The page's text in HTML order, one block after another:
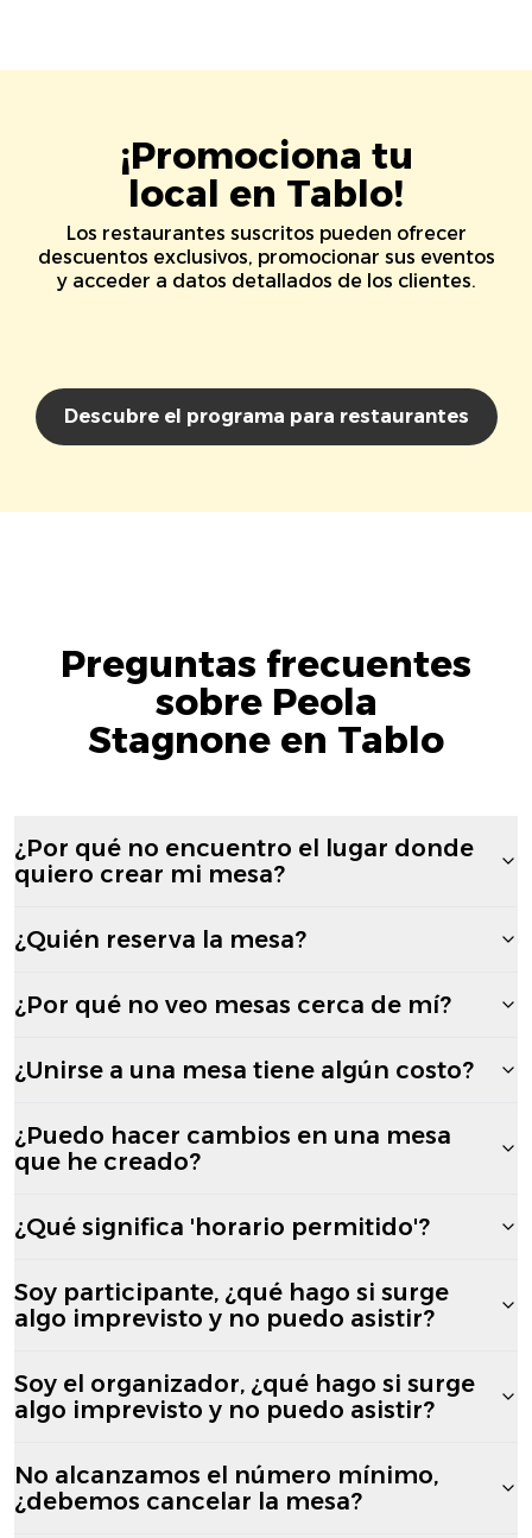
¡Promociona tu
local en Tablo!
Los restaurantes suscritos pueden ofrecer
descuentos exclusivos, promocionar sus eventos
y acceder a datos detallados de los clientes.
Descubre el programa para restaurantes
Preguntas frecuentes
sobre Peola
Stagnone en Tablo
¿Por qué no encuentro el lugar donde
quiero crear mi mesa?
¿Quién reserva la mesa?
¿Por qué no veo mesas cerca de mí?
¿Unirse a una mesa tiene algún costo?
¿Puedo hacer cambios en una mesa
que he creado?
¿Qué significa 'horario permitido'?
Soy participante, ¿qué hago si surge
algo imprevisto y no puedo asistir?
Soy el organizador, ¿qué hago si surge
algo imprevisto y no puedo asistir?
No alcanzamos el número mínimo,
¿debemos cancelar la mesa?